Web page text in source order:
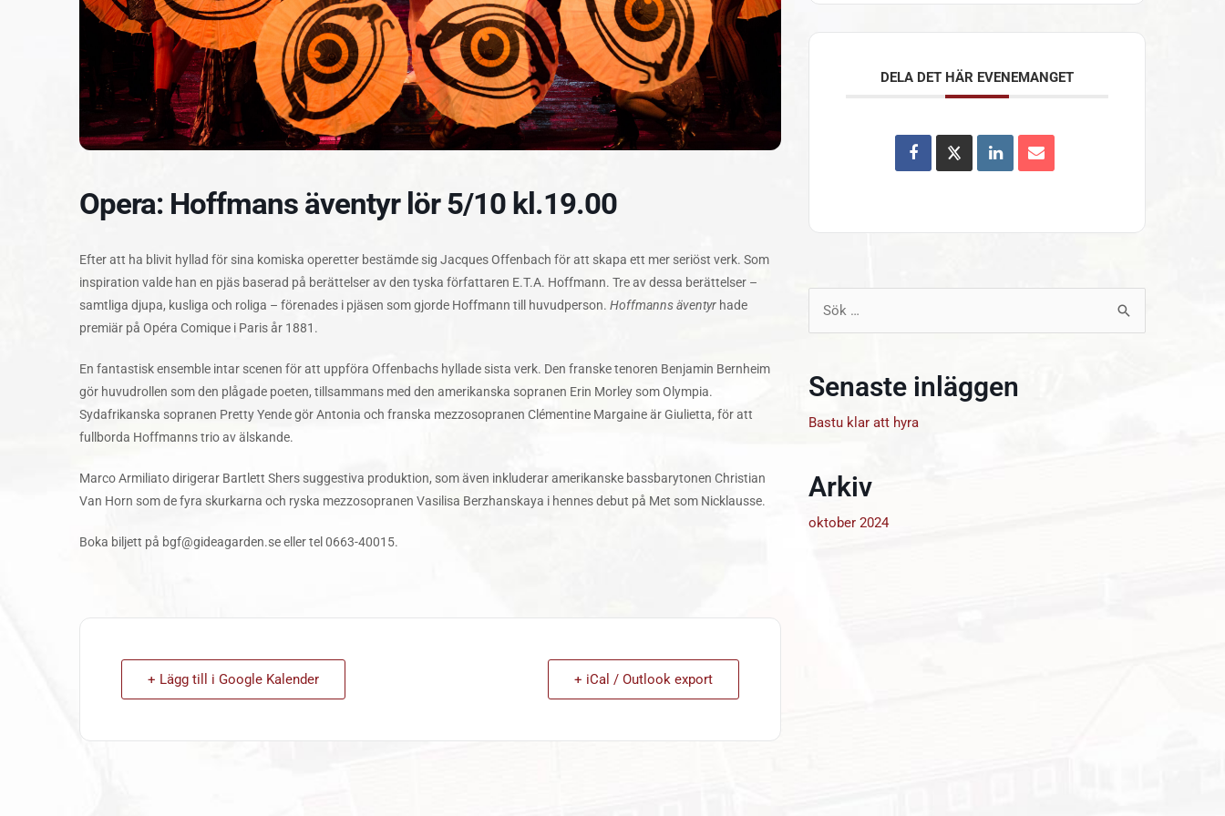
Opera: Hoffmans äventyr lör 5/10 kl.19.00
Efter att ha blivit hyllad för sina komiska operetter bestämde sig Jacques Offenbach för att skapa ett mer seriöst verk. Som
inspiration valde han en pjäs baserad på berättelser av den tyska författaren E.T.A. Hoffmann. Tre av dessa berättelser –
samtliga djupa, kusliga och roliga – förenades i pjäsen som gjorde Hoffmann till huvudperson. Hoffmanns äventyr hade
premiär på Opéra Comique i Paris år 1881.
En fantastisk ensemble intar scenen för att uppföra Offenbachs hyllade sista verk. Den franske tenoren Benjamin Bernheim
gör huvudrollen som den plågade poeten, tillsammans med den amerikanska sopranen Erin Morley som Olympia.
Sydafrikanska sopranen Pretty Yende gör Antonia och franska mezzosopranen Clémentine Margaine är Giulietta, för att
fullborda Hoffmanns trio av älskande.
Marco Armiliato dirigerar Bartlett Shers suggestiva produktion, som även inkluderar amerikanske bassbarytonen Christian
Van Horn som de fyra skurkarna och ryska mezzosopranen Vasilisa Berzhanskaya i hennes debut på Met som Nicklausse.
Boka biljett på bgf@gideagarden.se eller tel 0663-40015.
+ Lägg till i Google Kalender + iCal / Outlook export
DELA DET HÄR EVENEMANGET
Sök
efter:
Senaste inläggen
Bastu klar att hyra
Arkiv
oktober 2024